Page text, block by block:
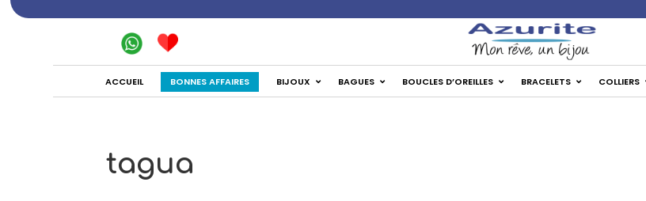
ACCUEIL BONNES AFFAIRES BIJOUX BAGUES BOUCLES D’OREILLES BRACELETS COLLIERS
tagua